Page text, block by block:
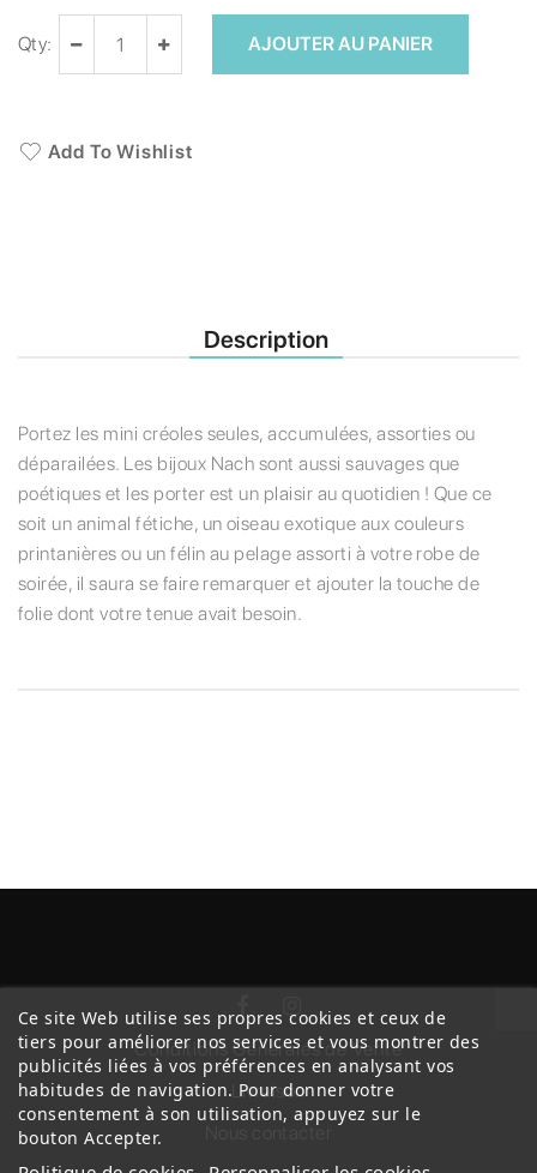
Qty: AJOUTER AU PANIER
Add To Wishlist
Description
Portez les mini créoles seules, accumulées, assorties ou
déparailées. Les bijoux Nach sont aussi sauvages que
poétiques et les porter est un plaisir au quotidien ! Que ce
soit un animal fétiche, un oiseau exotique aux couleurs
printanières ou un félin au pelage assorti à votre robe de
soirée, il saura se faire remarquer et ajouter la touche de
folie dont votre tenue avait besoin.
Conditions Générales de Vente
Livraison
Ce site Web utilise ses propres cookies et ceux de
tiers pour améliorer nos services et vous montrer des
publicités liées à vos préférences en analysant vos
habitudes de navigation. Pour donner votre
consentement à son utilisation, appuyez sur le
bouton Accepter.